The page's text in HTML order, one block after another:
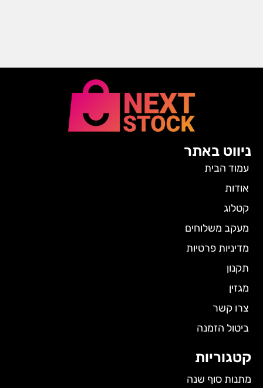
ניווט באתר
עמוד הבית
אודות
קטלוג
מעקב משלוחים
מדיניות פרטיות
תקנון
מגזין
צרו קשר
ביטול הזמנה
קטגוריות
מתנות סוף שנה